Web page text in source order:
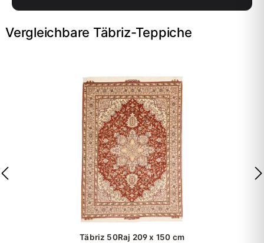
Vergleichbare Täbriz-Teppiche
Täbriz 50Raj 209 x 150 cm